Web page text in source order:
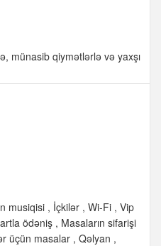
münasib qiymətlərlə və yaxşı
musiqisi İçkilər Wi-Fi Vip
ödəniş
Masaların sifarişi
üçün masalar Qəlyan